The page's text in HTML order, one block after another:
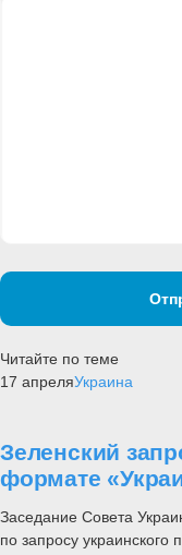
Читайте по теме
17 апреляУкраина
Зеленский
формате
Заседание Совета
по запросу